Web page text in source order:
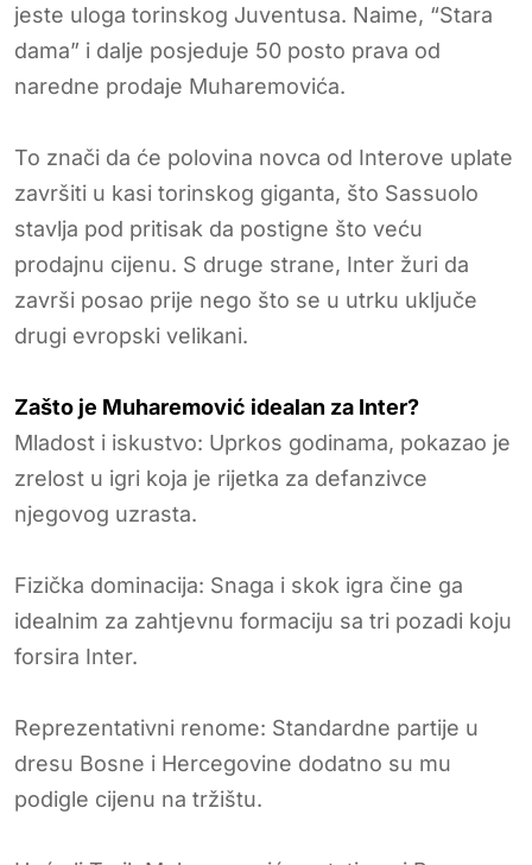
jeste uloga torinskog Juventusa. Naime, “Stara
dama” i dalje posjeduje 50 posto prava od
naredne prodaje Muharemovića.
To znači da će polovina novca od Interove uplate
završiti u kasi torinskog giganta, što Sassuolo
stavlja pod pritisak da postigne što veću
prodajnu cijenu. S druge strane, Inter žuri da
završi posao prije nego što se u utrku uključe
drugi evropski velikani.
Zašto je Muharemović idealan za Inter?
Mladost i iskustvo: Uprkos godinama, pokazao je
zrelost u igri koja je rijetka za defanzivce
njegovog uzrasta.
Fizička dominacija: Snaga i skok igra čine ga
idealnim za zahtjevnu formaciju sa tri pozadi koju
forsira Inter.
Reprezentativni renome: Standardne partije u
dresu Bosne i Hercegovine dodatno su mu
podigle cijenu na tržištu.